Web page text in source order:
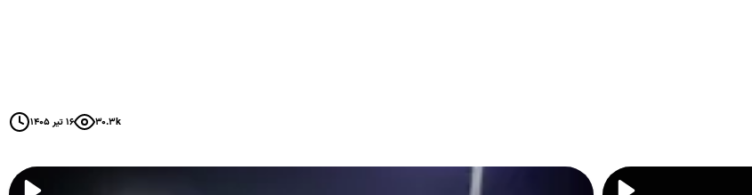
۳۰.۳k ۱۶ تیر ۱۴۰۵